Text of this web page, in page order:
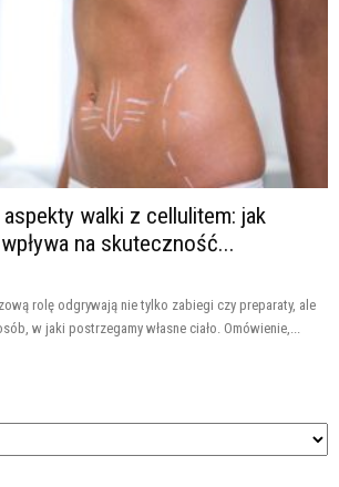
walki z cellulitem: jak
na skuteczność...
rolę odgrywają nie tylko zabiegi czy preparaty, ale
w jaki postrzegamy własne ciało. Omówienie,...